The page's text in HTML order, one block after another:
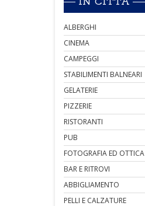
ALBERGHI
CINEMA
CAMPEGGI
STABILIMENTI BALNEARI
GELATERIE
PIZZERIE
RISTORANTI
PUB
FOTOGRAFIA ED OTTICA
BAR E RITROVI
ABBIGLIAMENTO
PELLI E CALZATURE